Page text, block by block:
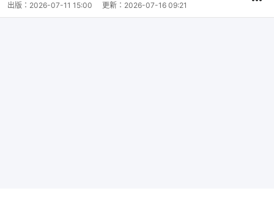
出版： 2026-07-11 15:00 更新： 2026-07-16 09:21